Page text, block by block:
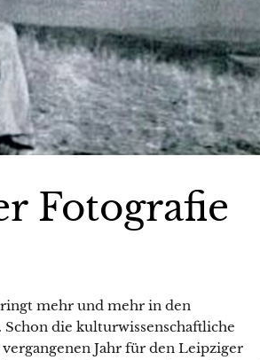
Fotografie
mehr und mehr in den
die kulturwissenschaftliche
Jahr für den Leipziger